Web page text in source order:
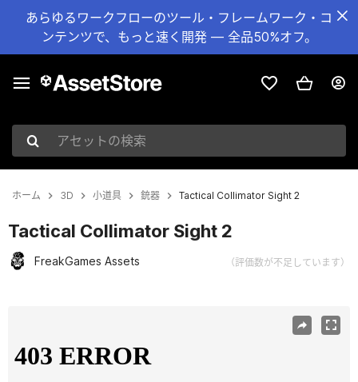
あらゆるワークフローのツール・フレームワーク・コ
ンテンツで、もっと速く開発 — 全品50%オフ。
アセットの検索
ホーム 3D 小道具 銃器 Tactical Collimator Sight 2
Tactical Collimator Sight 2
FreakGames Assets （評価数が不足しています）